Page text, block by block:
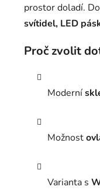
prostor doladí.
svítidel, LED
Proč zvolit
Moderní
Možnost
Varianta s